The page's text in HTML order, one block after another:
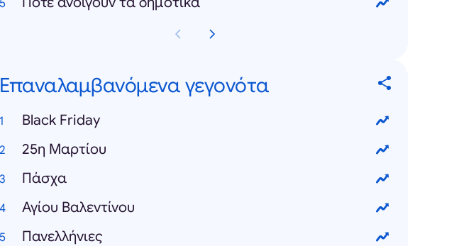
Επαναλαμβανόμενα γεγονότα
Black Friday
25η Μαρτίου
Πάσχα
Αγίου Βαλεντίνου
Πανελλήνιες